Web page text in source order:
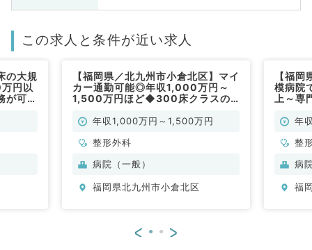
この求人と条件が近い求人
の大規
円以
が可能
【福岡県／北九州市小倉北区】マイ
カー通勤可能◎年収1,000万円～
1,500万円ほど◆300床クラスの
年収1,000万円～1,500万円
整形外科
病院（一般）
福岡県北九州市小倉北区
【福
模病院
上～
年
整
病
福
< >